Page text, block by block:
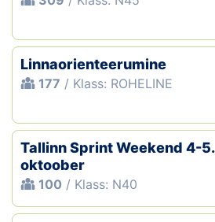
Linnaorienteerumine
177 / Klass: ROHELINE
Tallinn Sprint Weekend 4-5.
oktoober
100 / Klass: N40